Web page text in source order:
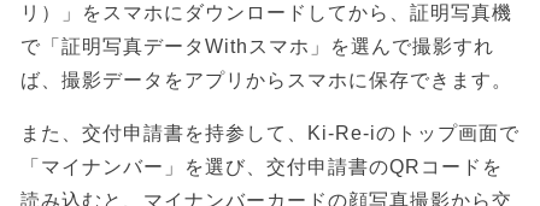
リ）」をスマホにダウンロードしてから、証明写真機
で「証明写真データWithスマホ」を選んで撮影すれ
ば、撮影データをアプリからスマホに保存できます。
また、交付申請書を持参して、Ki-Re-iのトップ画面で
「マイナンバー」を選び、交付申請書のQRコードを
読み込むと、マイナンバーカードの顔写真撮影から交